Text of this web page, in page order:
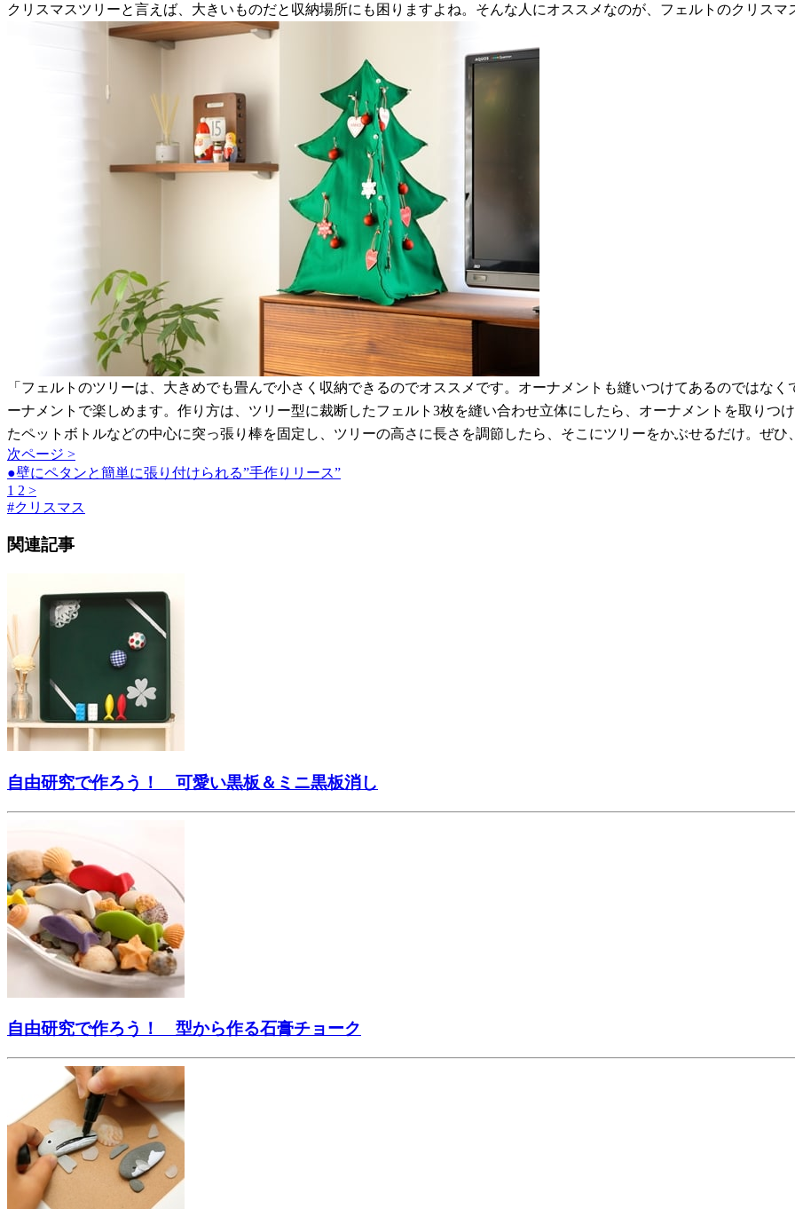
クリスマスツリーと言えば、大きいものだと収納場所にも困りますよね。そんな人にオススメなのが、フェルトのクリスマ
「フェルトのツリーは、大きめでも畳んで小さく収納できるのでオススメです。オーナメントも縫いつけてあるのではな
ーナメントで楽しめます。作り方は、ツリー型に裁断したフェルト3枚を縫い合わせ立体にしたら、オーナメントを取りつ
たペットボトルなどの中心に突っ張り棒を固定し、ツリーの高さに長さを調節したら、そこにツリーをかぶせるだけ。ぜひ
次ページ >
●壁にペタンと簡単に張り付けられる”手作りリース”
1 2 >
#クリスマス
関連記事
自由研究で作ろう！ 可愛い黒板＆ミニ黒板消し
自由研究で作ろう！ 型から作る石膏チョーク